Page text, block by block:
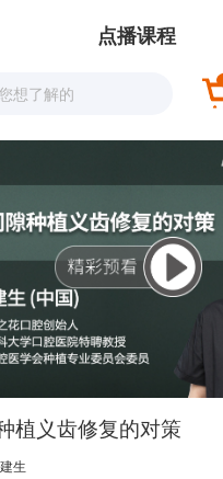
点播课程
植义齿修复的对策
生